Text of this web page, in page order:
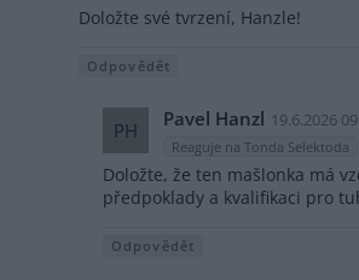
Doložte své tvrzení, Hanzle!
Odpovědět
PH Pavel Hanzl 19.6.2026
Reaguje na Tonda Selektoda
Doložte, že ten mašlonka má
předpoklady a kvalifikaci pro
Odpovědět